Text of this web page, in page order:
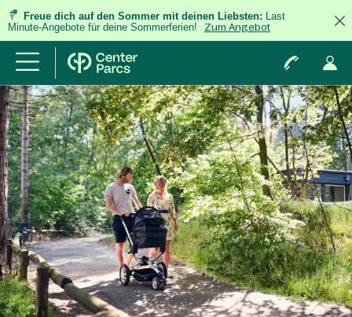
Freue dich auf den Sommer mit deinen Liebsten: Last
Minute-Angebote für deine Sommerferien!
Zum Angebot